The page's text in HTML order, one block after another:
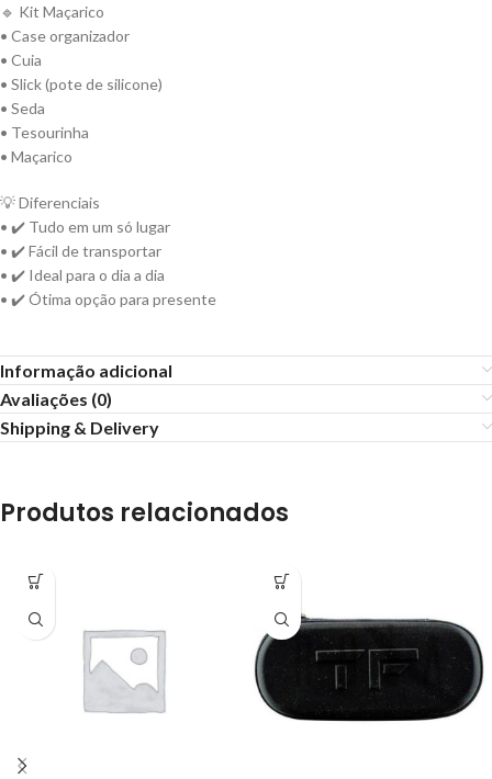
🔹 Kit Maçarico
• Case organizador
• Cuia
• Slick (pote de silicone)
• Seda
• Tesourinha
• Maçarico
💡 Diferenciais
• ✔️ Tudo em um só lugar
• ✔️ Fácil de transportar
• ✔️ Ideal para o dia a dia
• ✔️ Ótima opção para presente
Informação adicional
Avaliações (0)
Shipping & Delivery
Produtos relacionados